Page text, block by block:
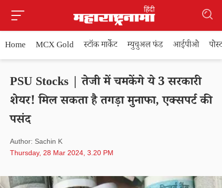
Home MCX Gold स्टॉक मार्केट म्युचुअल फंड आईपीओ
PSU Stocks | तेजी में चमकेंगे ये 3 सरकारी
शेयर! मिल सकता है तगड़ा मुनाफा, एक्सपर्ट की
पसंद
Author: Sachin K
Thursday, 28 Mar 2024, 3.20 PM